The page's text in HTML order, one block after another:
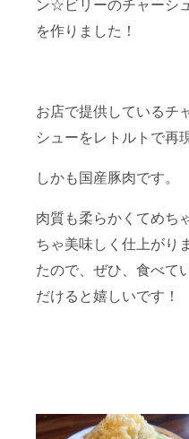
ン☆ビリーのチャーシ
を作りました！
お店で提供しているチ
シューをレトルトで再
しかも国産豚肉です。
肉質も柔らかくてめち
ちゃ美味しく仕上がり
たので、ぜひ、食べて
だけると嬉しいです！